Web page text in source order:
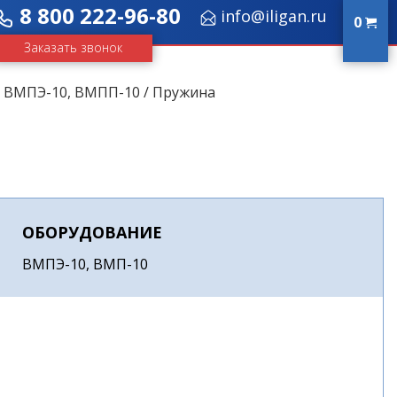
8 800 222-96-80
Заказать звонок
info@iligan.ru 0
ВМПЭ-10, ВМПП-10 / Пружина
ОБОРУДОВАНИЕ
ВМПЭ-10, ВМП-10